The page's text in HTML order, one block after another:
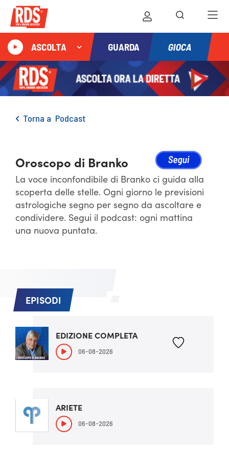
ASCOLTA GUARDA GIOCA
Torna a Podcast
Oroscopo di Branko
La voce inconfondibile di Branko ci guida alla
scoperta delle stelle. Ogni giorno le previsioni
astrologiche segno per segno da ascoltare e
condividere. Segui il podcast: ogni mattina
una nuova puntata.
EPISODI
EDIZIONE COMPLETA
06-08-2026
ARIETE
06-08-2026